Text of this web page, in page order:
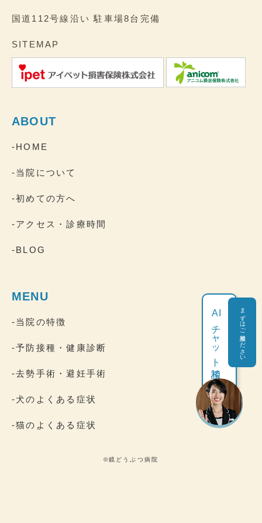
国道112号線沿い 駐車場8台完備
SITEMAP
ABOUT
-HOME
-当院について
-初めての方へ
-アクセス・診療時間
-BLOG
MENU
-当院の特徴
-予防接種・健康診断
-去勢手術・避妊手術
-犬のよくある症状
-猫のよくある症状
©鏡どうぶつ病院
AI
チャット相談 まずはご相談ください